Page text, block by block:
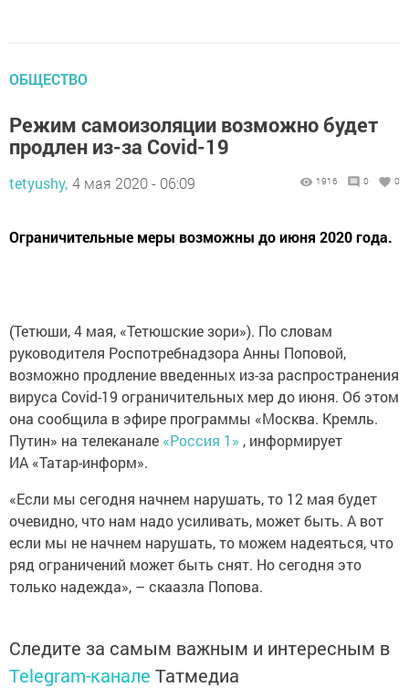
ОБЩЕСТВО
Режим самоизоляции возможно будет
продлен из-за Covid-19
tetyushy, 4 мая 2020 - 06:09 1916 0 0
Ограничительные меры возможны до июня 2020 года.
(Тетюши, 4 мая, «Тетюшские зори»). По словам
руководителя Роспотребнадзора Анны Поповой,
возможно продление введенных из-за распространения
вируса Covid-19 ограничительных мер до июня. Об этом
она сообщила в эфире программы «Москва. Кремль.
Путин» на телеканале «Россия 1» , информирует
ИА «Татар-информ».
«Если мы сегодня начнем нарушать, то 12 мая будет
очевидно, что нам надо усиливать, может быть. А вот
если мы не начнем нарушать, то можем надеяться, что
ряд ограничений может быть снят. Но сегодня это
только надежда», – скаазла Попова.
Следите за самым важным и интересным в
Telegram-канале Татмедиа